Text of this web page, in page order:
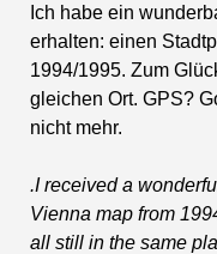
Ich habe ein
erhalten: einen
1994/1995. Zum
gleichen Ort. GPS?
nicht mehr.
.I received a
Vienna map from
all still in the same